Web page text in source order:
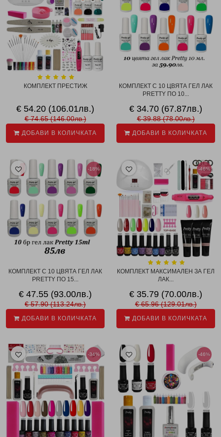
КОМПЛЕКТ ПРЕСТИЖ
€ 54.20 (106.01лв.)
€ 74.65 (146.00лв.)
ДОБАВИ В КОЛИЧКАТА
КОМПЛЕКТ С 10 ЦВЯТА ГЕЛ ЛАК
PRETTY ПО 10...
€ 34.70 (67.87лв.)
€ 39.88 (78.00лв.)
ДОБАВИ В КОЛИЧКАТА
-18%
КОМПЛЕКТ С 10 ЦВЯТА ГЕЛ ЛАК
PRETTY ПО 15...
€ 47.55 (93.00лв.)
€ 57.90 (113.24лв.)
ДОБАВИ В КОЛИЧКАТА
-46%
КОМПЛЕКТ МАКСИМАЛЕН ЗА ГЕЛ
ЛАК...
€ 35.79 (70.00лв.)
€ 65.96 (129.01лв.)
ДОБАВИ В КОЛИЧКАТА
-34% -46%